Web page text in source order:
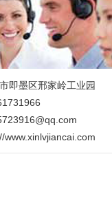
即墨区邢家岭工业园
www.xinlvjiancai.com